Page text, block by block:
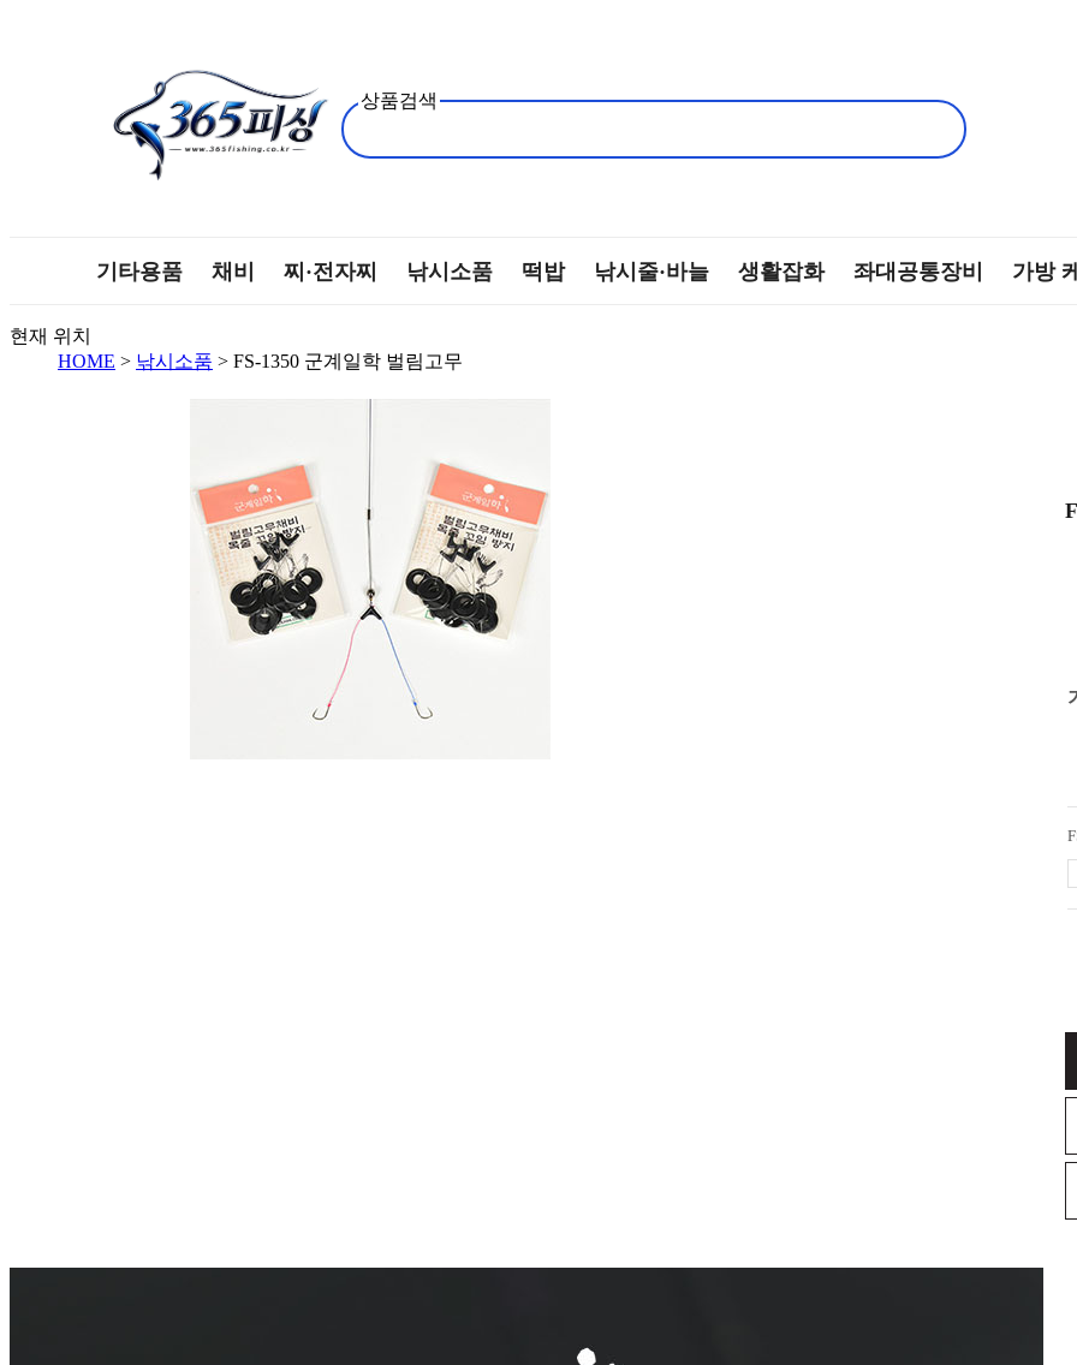
상품검색
기타용품 채비 찌·전자찌 낚시소품 떡밥 낚시줄·바늘 생활잡화 좌대공통장비 가방
현재 위치
HOME > 낚시소품 > FS-1350 군계일학 벌림고무